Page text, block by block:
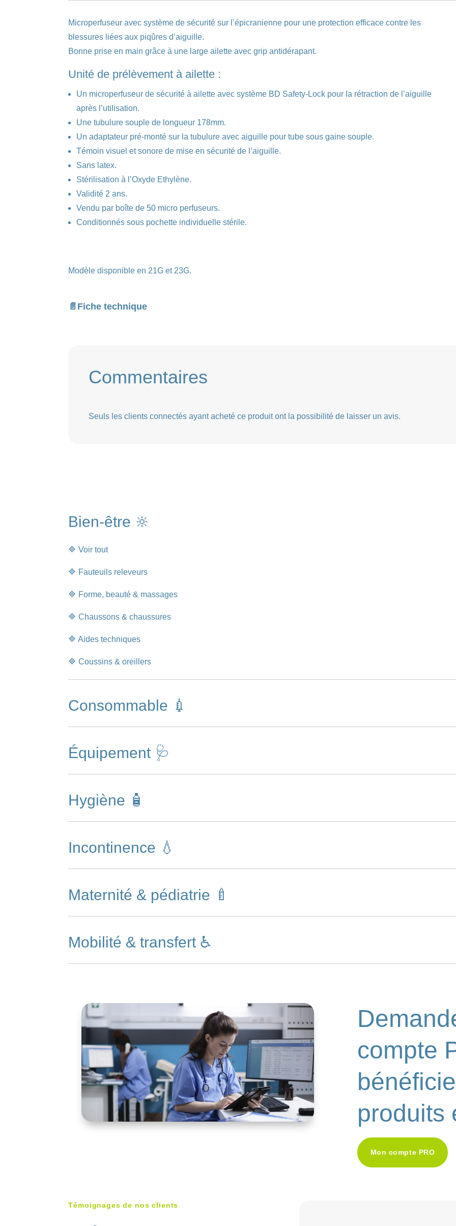
Microperfuseur avec système de sécurité sur l’épicranienne pour une protection efficace contre les
blessures liées aux piqûres d’aiguille.
Bonne prise en main grâce à une large ailette avec grip antidérapant.
Unité de prélèvement à ailette :
Un microperfuseur de sécurité à ailette avec système BD Safety-Lock pour la rétraction de l’aiguille
après l’utilisation.
Une tubulure souple de longueur 178mm.
Un adaptateur pré-monté sur la tubulure avec aiguille pour tube sous gaine souple.
Témoin visuel et sonore de mise en sécurité de l’aiguille.
Sans latex.
Stérilisation à l’Oxyde Ethylène.
Validité 2 ans.
Vendu par boîte de 50 micro perfuseurs.
Conditionnés sous pochette individuelle stérile.
Modèle disponible en 21G et 23G.
📄Fiche technique
Commentaires
Seuls les clients connectés ayant acheté ce produit ont la possibilité de laisser un avis.
Bien-être 🔆
🔷 Voir tout
🔷 Fauteuils releveurs
🔷 Forme, beauté & massages
🔷 Chaussons & chaussures
🔷 Aides techniques
🔷 Coussins & oreillers
Consommable 💉
Équipement 🩺
Hygiène 🧴
Incontinence 💧
Maternité & pédiatrie 🍼
Mobilité & transfert ♿
compte
produits
Mon compte PRO
Témoignages de nos clients